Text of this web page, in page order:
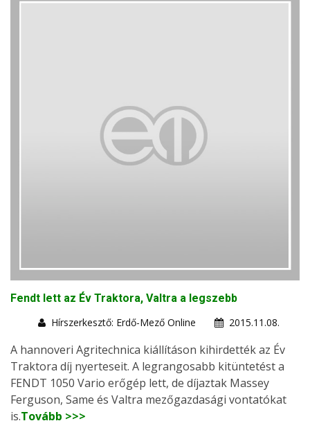
Fendt lett az Év Traktora, Valtra a legszebb
Hírszerkesztő: Erdő-Mező Online
2015.11.08.
A hannoveri Agritechnica kiállításon kihirdették az Év
Traktora díj nyerteseit. A legrangosabb kitüntetést a
FENDT 1050 Vario erőgép lett, de díjaztak Massey
Ferguson, Same és Valtra mezőgazdasági vontatókat
is.Tovább >>>